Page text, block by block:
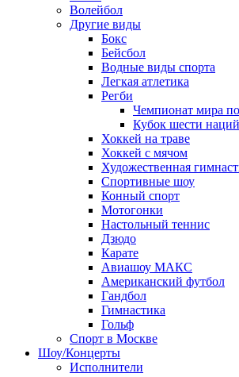
Волейбол
Другие виды
Бокс
Бейсбол
Водные виды спорта
Легкая атлетика
Регби
Чемпионат мира
Кубок шести наций
Хоккей на траве
Хоккей с мячом
Художественная
Спортивные шоу
Конный спорт
Мотогонки
Настольный теннис
Дзюдо
Карате
Авиашоу МАКС
Американский футбол
Гандбол
Гимнастика
Гольф
Спорт в Москве
Шоу/Концерты
Исполнители